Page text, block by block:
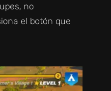
no
el botón que